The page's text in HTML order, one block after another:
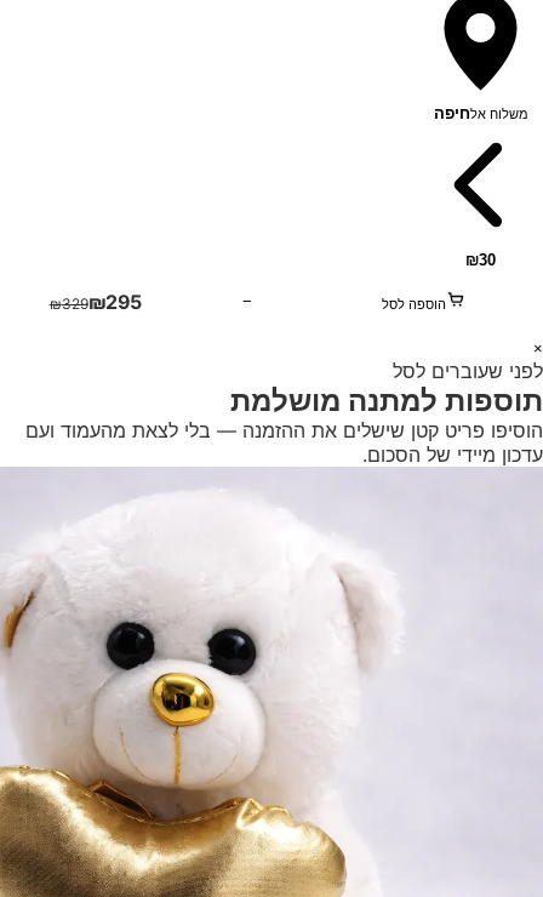
משלוח אלחיפה
₪30
₪329₪295 − הוספה לסל
×
לפני שעוברים לסל
תוספות למתנה מושלמת
הוסיפו פריט קטן שישלים את ההזמנה — בלי לצאת מהעמוד ועם
עדכון מיידי של הסכום.